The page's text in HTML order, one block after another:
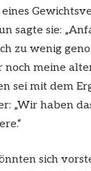
sagte sie:
zu wenig
meine
sei mit dem
„Wir haben
sich